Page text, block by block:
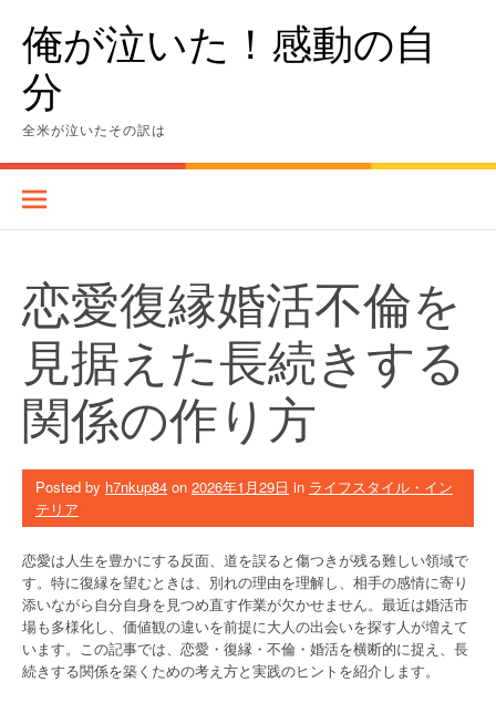
content俺が泣いた！感動の自
分
全米が泣いたその訳は
恋愛復縁婚活不倫を
見据えた長続きする
関係の作り方
Posted by h7nkup84 on 2026年1月29日 in ライフスタイル・イン
テリア
恋愛は人生を豊かにする反面、道を誤ると傷つきが残る難しい領域で
す。特に復縁を望むときは、別れの理由を理解し、相手の感情に寄り
添いながら自分自身を見つめ直す作業が欠かせません。最近は婚活市
場も多様化し、価値観の違いを前提に大人の出会いを探す人が増えて
います。この記事では、恋愛・復縁・不倫・婚活を横断的に捉え、長
続きする関係を築くための考え方と実践のヒントを紹介します。